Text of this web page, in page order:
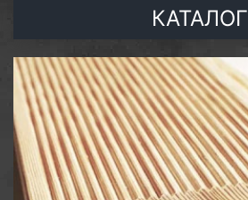
КАТАЛОГ